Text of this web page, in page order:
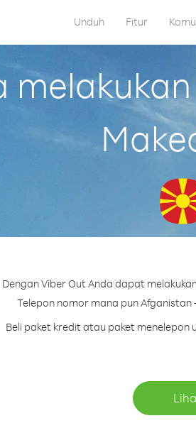
Unduh Fitur
Dengan Viber Out Anda dapat
Telepon nomor mana pun Afganistan
Beli paket kredit atau paket